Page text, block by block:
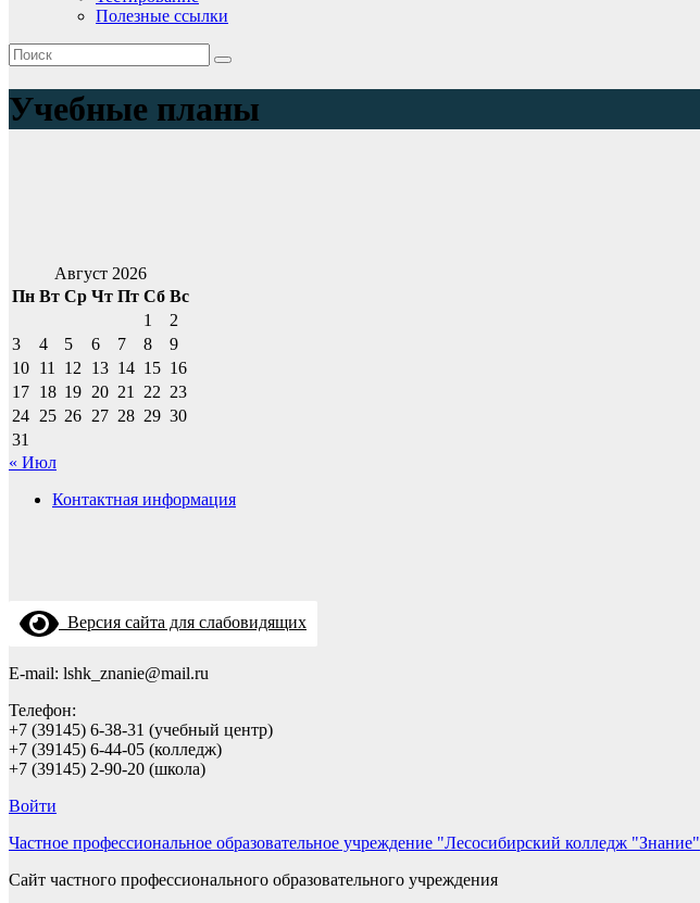
Полезные ссылки
Учебные планы
Август 2026
Пн Вт Ср Чт Пт Сб Вс
1
2
3
4 5 6 7 8
9
10 11 12 13 14 15 16
17 18 19 20 21 22 23
24 25 26 27 28 29 30
31
« Июл
Контактная информация
Версия сайта для слабовидящих
E-mail: lshk_znanie@mail.ru
Телефон:
+7 (39145) 6-38-31 (учебный центр)
+7 (39145) 6-44-05 (колледж)
+7 (39145) 2-90-20 (школа)
Войти
Частное профессиональное образовательное учреждение "Лесосибирский колледж "Знание"
Сайт частного профессионального образовательного учреждения